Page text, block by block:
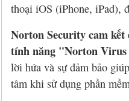
thoại iOS (iPhone, iPad),
Norton Security cam
tính năng "Norton
lời hứa và sự đảm bảo
tâm khi sử dụng phần